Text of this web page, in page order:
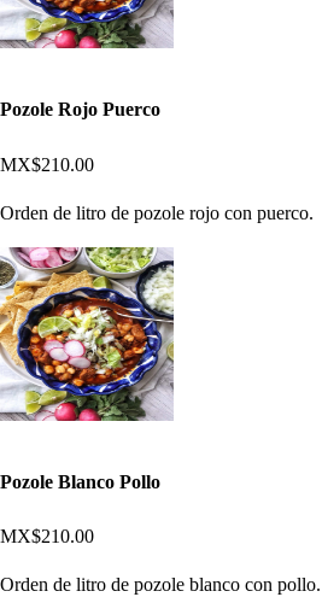
Pozole Rojo Puerco
MX$210.00
Orden de litro de pozole rojo con puerco.
Pozole Blanco Pollo
MX$210.00
Orden de litro de pozole blanco con pollo.